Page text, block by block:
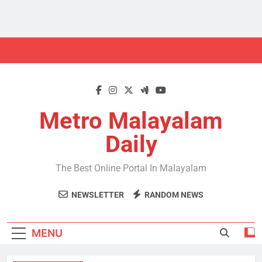
Metro Malayalam
Daily
The Best Online Portal In Malayalam
NEWSLETTER RANDOM NEWS
MENU